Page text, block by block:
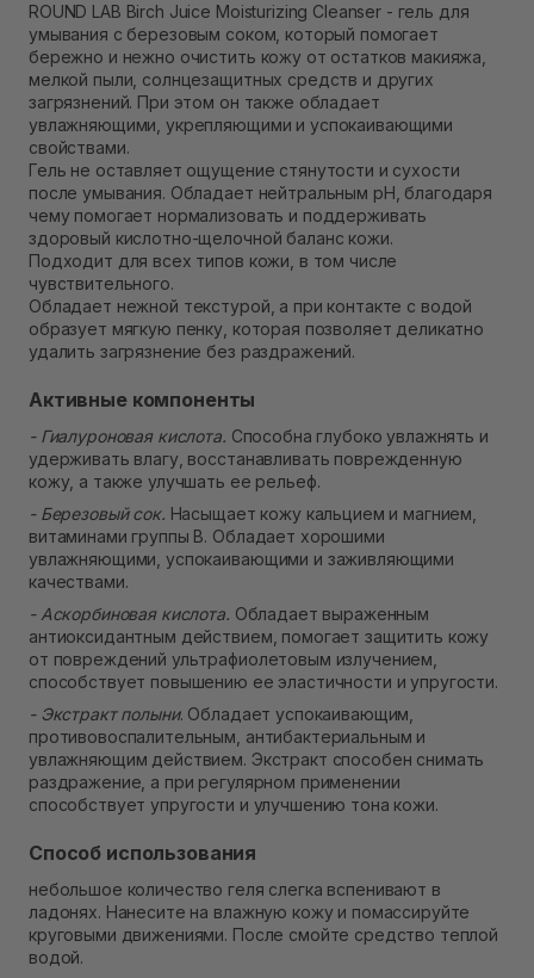
Самовывоз г. Ровно, ул. Кулика и Гудачека 23 (ТЦ
Экватор)
Нет в наличии!
ROUND LAB Birch Juice Moisturizing Cleanser - гель для
умывания с березовым соком, который помогает
бережно и нежно очистить кожу от остатков макияжа,
мелкой пыли, солнцезащитных средств и других
загрязнений. При этом он также обладает
увлажняющими, укрепляющими и успокаивающими
свойствами.
Гель не оставляет ощущение стянутости и сухости
после умывания. Обладает нейтральным pH, благодаря
чему помогает нормализовать и поддерживать
здоровый кислотно-щелочной баланс кожи.
Подходит для всех типов кожи, в том числе
чувствительного.
Обладает нежной текстурой, а при контакте с водой
образует мягкую пенку, которая позволяет деликатно
удалить загрязнение без раздражений.
Активные компоненты
- Гиалуроновая кислота. Способна глубоко увлажнять и
удерживать влагу, восстанавливать поврежденную
кожу, а также улучшать ее рельеф.
- Березовый сок. Насыщает кожу кальцием и магнием,
витаминами группы B. Обладает хорошими
увлажняющими, успокаивающими и заживляющими
качествами.
- Аскорбиновая кислота. Обладает выраженным
антиоксидантным действием, помогает защитить кожу
от повреждений ультрафиолетовым излучением,
способствует повышению ее эластичности и упругости.
- Экстракт полыни. Обладает успокаивающим,
противовоспалительным, антибактериальным и
увлажняющим действием. Экстракт способен снимать
раздражение, а при регулярном применении
способствует упругости и улучшению тона кожи.
Способ использования
небольшое количество геля слегка вспенивают в
ладонях. Нанесите на влажную кожу и помассируйте
круговыми движениями. После смойте средство теплой
водой.